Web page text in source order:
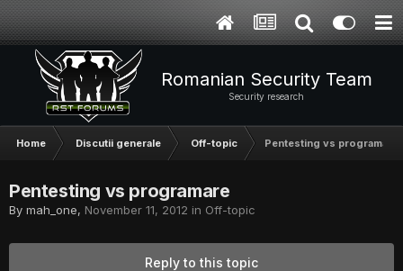
Romanian Security Team
Security research
Home Discutii generale Off-topic Pentesting vs programare
Pentesting vs programare
By mah_one, November 11, 2012 in Off-topic
Reply to this topic